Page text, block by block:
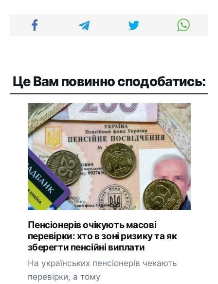
Це Вам повинно сподобатись:
Пенсіонерів очікують масові
перевірки: хто в зоні ризику та як
зберегти пенсійні виплати
На українських пенсіонерів чекають
перевірки, а тому